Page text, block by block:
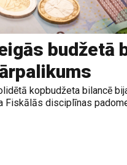
budžetā
kopbudžeta bilancē
Fiskālās disciplīnas